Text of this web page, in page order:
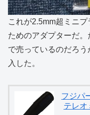
これが2.5mm超ミニ
ためのアダプターだ
で売っているのだろ
入した。
フジパ
テレオ